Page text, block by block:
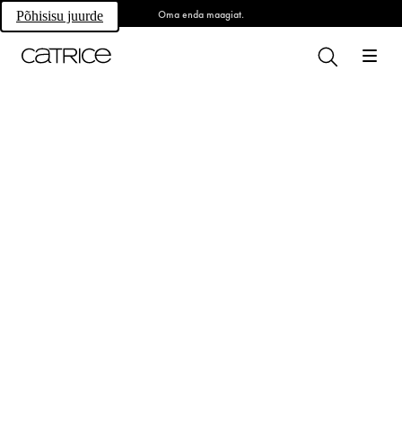
Põhisisu juurde Oma enda maagiat.